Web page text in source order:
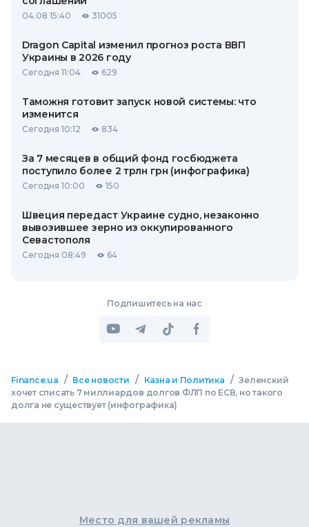
04.08 15:40 31005
Dragon Capital изменил прогноз роста ВВП
Украины в 2026 году
Сегодня 11:04 629
Таможня готовит запуск новой системы: что
изменится
Сегодня 10:12 834
За 7 месяцев в общий фонд госбюджета
поступило более 2 трлн грн (инфографика)
Сегодня 10:00 150
Швеция передаст Украине судно, незаконно
вывозившее зерно из оккупированного
Севастополя
Сегодня 08:49 64
Подпишитесь на нас
Finance.ua / Все новости / Казна и Политика / Зеленский
хочет списать 7 миллиардов долгов ФЛП по ЕСВ, но такого
долга не существует (инфографика)
Место для вашей рекламы